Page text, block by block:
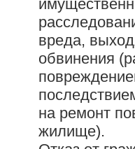
вреда,
обвинения
на ремонт
жилище).